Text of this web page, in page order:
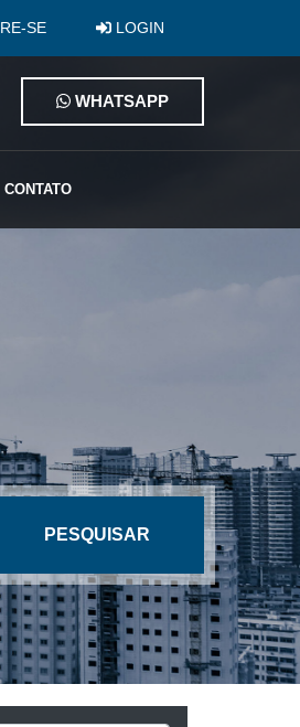
SE LOGIN
WHATSAPP
CONTATO
PESQUISAR